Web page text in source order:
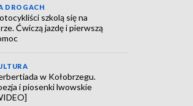
DROGACH
szkolą się na
Ćwiczą jazdę i pierwszą
w Kołobrzegu.
i piosenki lwowskie